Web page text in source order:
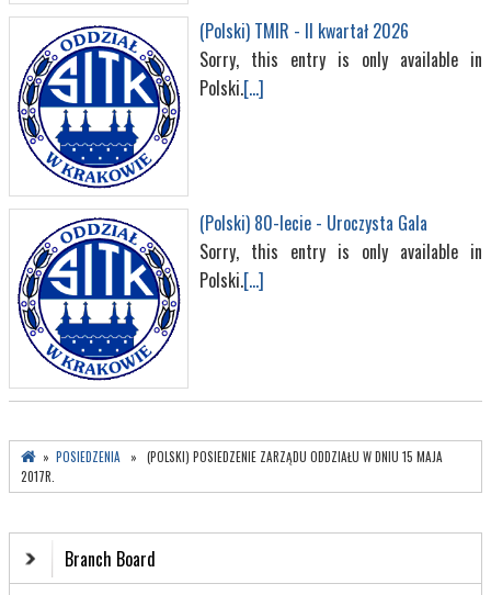
(Polski) TMIR - II kwartał 2026
Sorry, this entry is only available in
Polski.[...]
(Polski) 80-lecie - Uroczysta Gala
Sorry, this entry is only available in
Polski.[...]
» POSIEDZENIA » (POLSKI) POSIEDZENIE ZARZĄDU ODDZIAŁU W DNIU 15 MAJA
2017R.
Branch Board